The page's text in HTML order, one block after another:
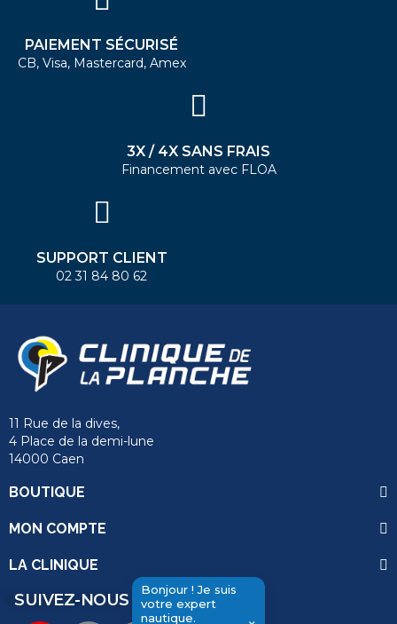
Bonjour ! Je suis
votre expert
nautique.
PAIEMENT SÉCURISÉ
CB, Visa, Mastercard, Amex
3X / 4X SANS FRAIS
Financement avec FLOA
SUPPORT CLIENT
02 31 84 80 62
11 Rue de la dives,
4 Place de la demi-lune
14000 Caen
BOUTIQUE
MON COMPTE
LA CLINIQUE
SUIVEZ-NOUS